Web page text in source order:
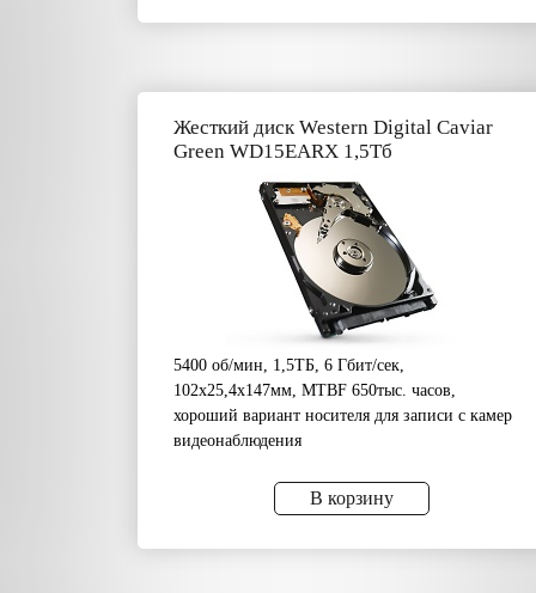
Жесткий диск Western Digital Caviar
Green WD15EARX 1,5Тб
5400 об/мин, 1,5ТБ, 6 Гбит/сек,
102x25,4x147мм, MTBF 650тыс. часов,
хороший вариант носителя для записи с камер
видеонаблюдения
В корзину